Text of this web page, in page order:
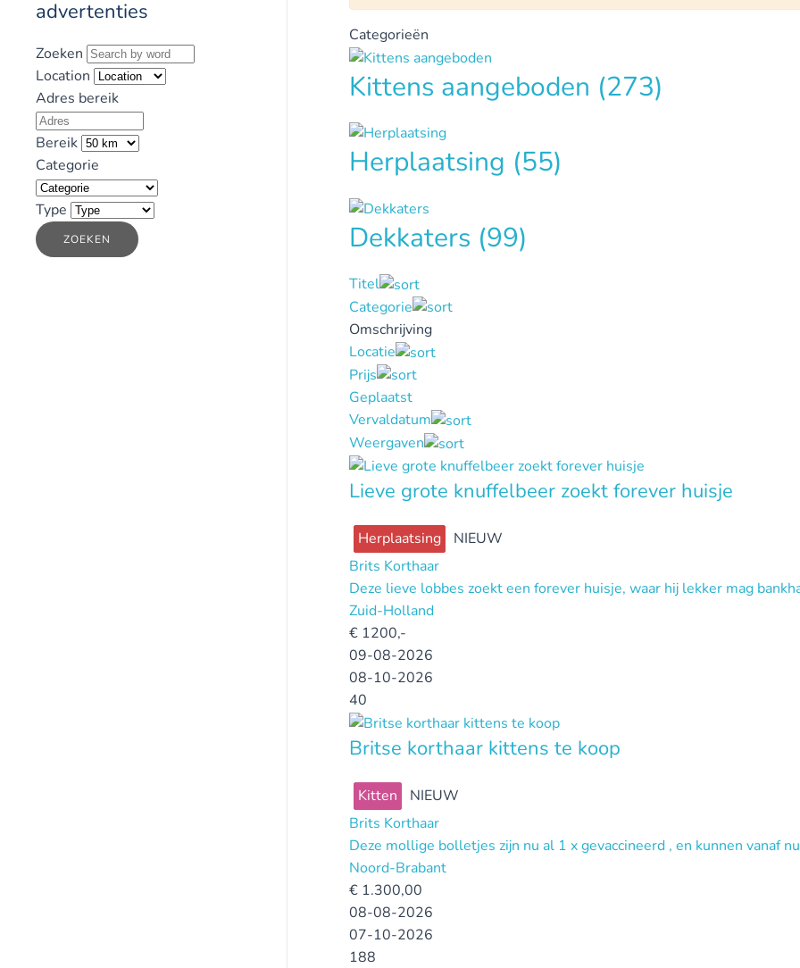
Categorieën
Kittens aangeboden (273)
Herplaatsing (55)
Dekkaters (99)
Titel
Categorie
Omschrijving
Locatie
Prijs
Geplaatst
Vervaldatum
Weergaven
Lieve grote knuffelbeer zoekt forever huisje
Herplaatsing
NIEUW
Brits Korthaar
Deze lieve lobbes zoekt een forever huisje, waar hij lekker mag
Zuid-Holland
€ 1200,-
09-08-2026
08-10-2026
40
Britse korthaar kittens te koop
Kitten
NIEUW
Brits Korthaar
Deze mollige bolletjes zijn nu al 1 x gevaccineerd , en kunnen vanaf
Noord-Brabant
€ 1.300,00
08-08-2026
07-10-2026
188
advertenties
Zoeken
Location
Adres bereik
Bereik
Categorie
Type
ZOEKEN